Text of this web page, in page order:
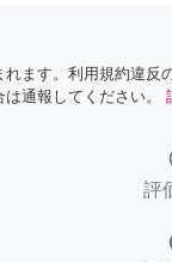
ます。利用規約違反
通報してください。
評